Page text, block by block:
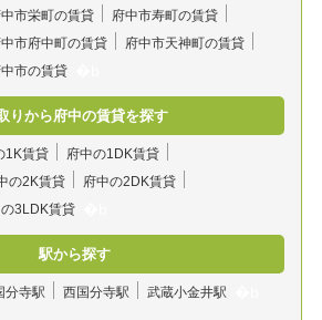
市栄町の賃貸
府中市寿町の賃貸
市府中町の賃貸
府中市天神町の賃貸
市の賃貸
りから府中の賃貸を探す
1K賃貸
府中の1DK賃貸
の2K賃貸
府中の2DK賃貸
3LDK賃貸
駅から探す
分寺駅 西国分寺駅 武蔵小金井駅